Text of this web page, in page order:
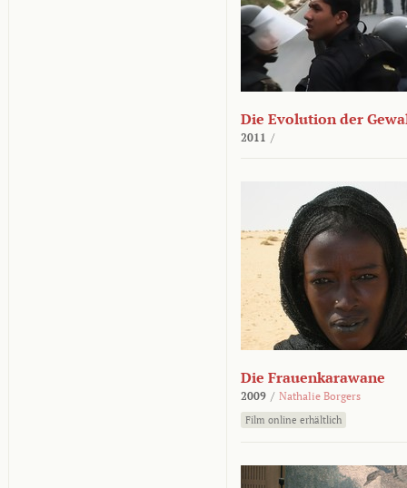
Die Evolution der
2011 /
Die Frauenkarawane
2009 / Nathalie Borgers
Film online erhältlich